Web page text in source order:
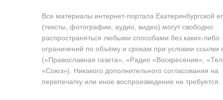
Все материалы интернет-портала Екатеринбургской
(тексты, фотографии, аудио, видео) могут свободно
распространяться любыми способами без каких-либо
ограничений по объёму и срокам при условии ссылки
(«Православная газета», «Радио «Воскресение»,
«Союз»). Никакого дополнительного согласования на
перепечатку или иное воспроизведение не требуется.